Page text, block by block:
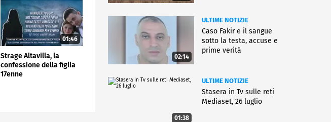
01:46
Strage Altavilla, la
confessione della figlia
17enne
02:14
ULTIME NOTIZIE
Caso Fakir e il sangue
sotto la testa, accuse e
prime verità
01:38
ULTIME NOTIZIE
Stasera in Tv sulle reti
Mediaset, 26 luglio